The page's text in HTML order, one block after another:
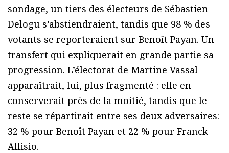
sondage, un tiers des électeurs de Sébastien
Delogu s’abstiendraient, tandis que 98 % des
votants se reporteraient sur Benoît Payan. Un
transfert qui expliquerait en grande partie sa
progression. L’électorat de Martine Vassal
apparaîtrait, lui, plus fragmenté : elle en
conserverait près de la moitié, tandis que le
reste se répartirait entre ses deux adversaires:
32 % pour Benoît Payan et 22 % pour Franck
Allisio.